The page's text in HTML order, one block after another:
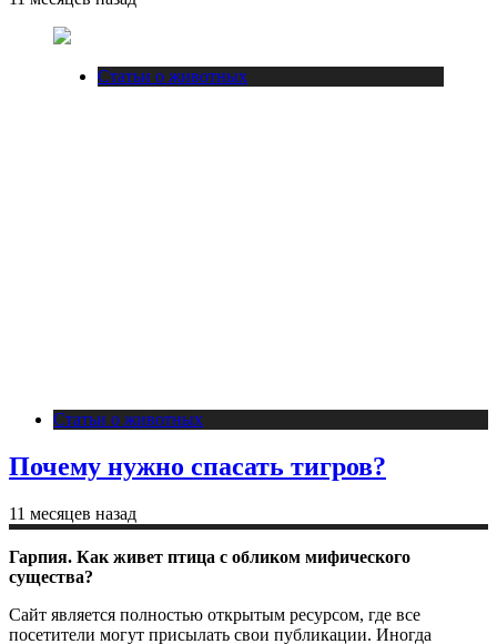
Статьи о животных
Статьи о животных
Почему нужно спасать тигров?
11 месяцев назад
Гарпия. Как живет птица с обликом мифического
существа?
Сайт является полностью открытым ресурсом, где все
посетители могут присылать свои публикации. Иногда